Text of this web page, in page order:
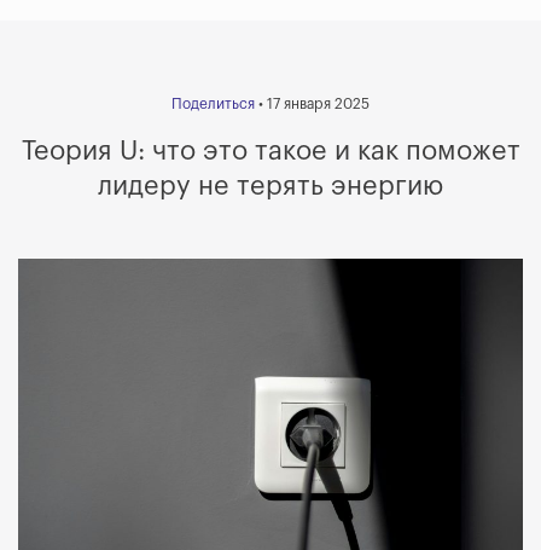
Поделиться • 17 января 2025
Теория U: что это такое и как поможет
лидеру не терять энергию